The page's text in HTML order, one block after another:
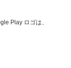
Play ロゴは、